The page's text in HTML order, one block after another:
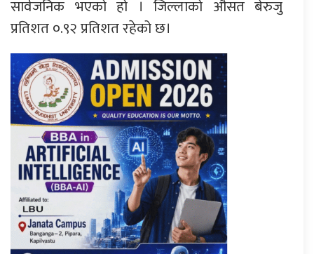
सार्वजनिक भएको हो । जिल्लाको औसत बेरुजु
प्रतिशत ०.९२ प्रतिशत रहेको छ।